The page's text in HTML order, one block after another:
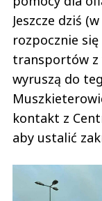
Jeszcze dziś
rozpocznie
transportów z
wyruszą do
kontakt z
aby ustalić